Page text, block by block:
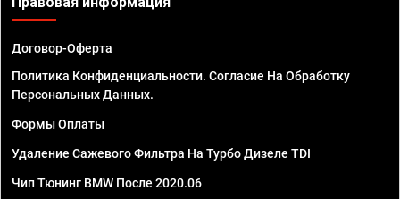
Договор-Оферта
Политика Конфиденциальности. Согласие На Обработку
Персональных Данных.
Формы Оплаты
Удаление Сажевого Фильтра На Турбо Дизеле TDI
Чип Тюнинг BMW После 2020.06